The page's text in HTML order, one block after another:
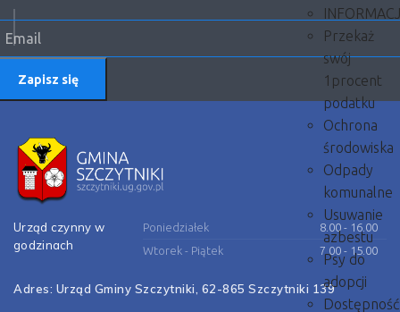
Przekaż
swój
1procent
podatku
Ochrona
środowiska
Odpady
komunalne
Usuwanie
azbestu
Psy do
adopcji
Dostępność
Zapisz się
Urząd czynny w
godzinach
Poniedziałek
8.00 - 16.00
Wtorek - Piątek
7.00 - 15.00
Adres: Urząd Gminy Szczytniki, 62-865 Szczytniki 139